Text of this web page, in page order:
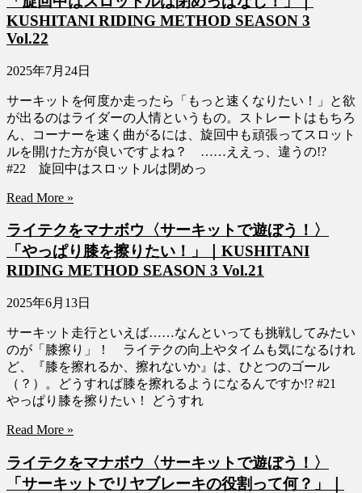
KUSHITANI RIDING METHOD SEASON 3
Vol.22
2025年7月24日
サーキットを何度か走ったら「もっと速くなりたい！」と欲
が出るのはライダーの人情というもの。ストレートはもちろ
ん、コーナーを速く曲がるには、旋回中も頑張ってスロット
ルを開けた方が良いですよね？ ……ええっ、違うの!?
#22 旋回中はスロットルは閉めっ
Read More »
ライテクをマナボウ〈サーキットで遊ぼう！〉
「やっぱり膝を擦りたい！」｜KUSHITANI
RIDING METHOD SEASON 3 Vol.21
2025年6月13日
サーキット走行といえば……なんといっても挑戦してみたい
のが「膝擦り」！ ライテクの向上やタイムも気になるけれ
ど、『膝を擦れるか、擦れないか』は、ひとつのゴール
（？）。どうすれば膝を擦れるようになるんですか!? #21
やっぱり膝を擦りたい！ どうすれ
Read More »
ライテクをマナボウ〈サーキットで遊ぼう！〉
「サーキットでリヤブレーキの役割って何？」｜